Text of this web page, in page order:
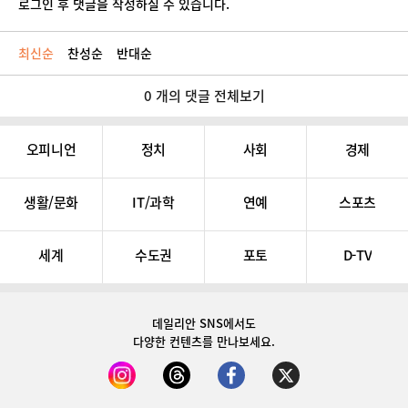
로그인 후 댓글을 작성하실 수 있습니다.
최신순 찬성순 반대순
0 개의 댓글 전체보기
오피니언 정치 사회 경제
생활/문화 IT/과학 연예 스포츠
세계 수도권 포토 D-TV
데일리안 SNS에서도
다양한 컨텐츠를 만나보세요.